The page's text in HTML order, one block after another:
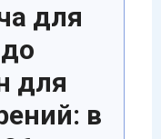
для
для
в